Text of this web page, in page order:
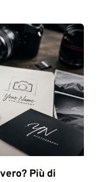
Più di